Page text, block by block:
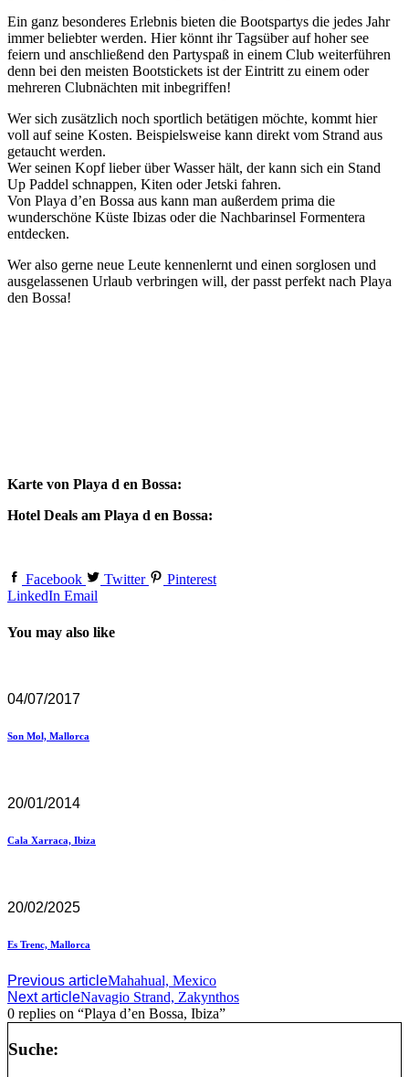
Ein ganz besonderes Erlebnis bieten die Bootspartys die jedes Jahr
immer beliebter werden. Hier könnt ihr Tagsüber auf hoher see
feiern und anschließend den Partyspaß in einem Club weiterführen
denn bei den meisten Bootstickets ist der Eintritt zu einem oder
mehreren Clubnächten mit inbegriffen!
Wer sich zusätzlich noch sportlich betätigen möchte, kommt hier
voll auf seine Kosten. Beispielsweise kann direkt vom Strand aus
getaucht werden.
Wer seinen Kopf lieber über Wasser hält, der kann sich ein Stand
Up Paddel schnappen, Kiten oder Jetski fahren.
Von Playa d’en Bossa aus kann man außerdem prima die
wunderschöne Küste Ibizas oder die Nachbarinsel Formentera
entdecken.
Wer also gerne neue Leute kennenlernt und einen sorglosen und
ausgelassenen Urlaub verbringen will, der passt perfekt nach Playa
den Bossa!
Karte von Playa d en Bossa:
Hotel Deals am Playa d en Bossa:
Facebook Twitter
Pinterest
LinkedIn Email
You may also like
04/07/2017
Son Mol, Mallorca
20/01/2014
Cala Xarraca, Ibiza
20/02/2025
Es Trenc, Mallorca
Previous articleMahahual, Mexico
Next articleNavagio Strand, Zakynthos
0 replies on “Playa d’en Bossa, Ibiza”
Suche: